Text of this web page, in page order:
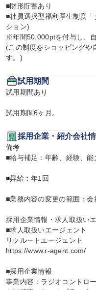
■財形貯蓄あり
■社員選択型福利厚生制度
ション)
※年間50,000ptを付与し、
(この制度をショッピングや
す。)
試用期間
試用期間あり
試用期間6ヶ月。
採用企業・紹介会社
備考
■給与補足：年齢、経験、能
■昇給：年1回
■業務内容の変更の範囲：会
採用企業情報・求人取扱い
■求人取扱いエージェント
リクルートエージェント
https://www.r-agent.com/
■採用企業情報
事業内容：ラジオコントロ